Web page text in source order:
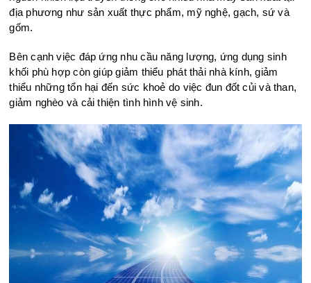
địa phương như sản xuất thực phẩm, mỹ nghệ, gạch, sứ và
gốm.
Bên cạnh việc đáp ứng nhu cầu năng lượng, ứng dụng sinh
khối phù hợp còn giúp giảm thiểu phát thải nhà kính, giảm
thiểu những tổn hại đến sức khoẻ do việc đun đốt củi và than,
giảm nghèo và cải thiện tình hình vệ sinh.